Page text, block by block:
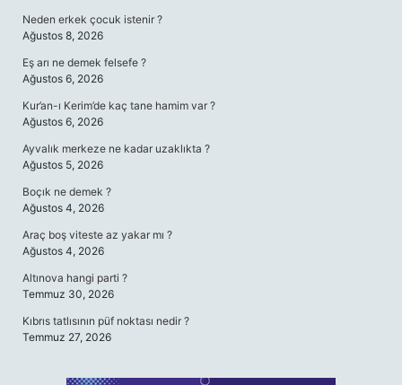
Neden erkek çocuk istenir ?
Ağustos 8, 2026
Eş arı ne demek felsefe ?
Ağustos 6, 2026
Kur’an-ı Kerim’de kaç tane hamim var ?
Ağustos 6, 2026
Ayvalık merkeze ne kadar uzaklıkta ?
Ağustos 5, 2026
Boçık ne demek ?
Ağustos 4, 2026
Araç boş viteste az yakar mı ?
Ağustos 4, 2026
Altınova hangi parti ?
Temmuz 30, 2026
Kıbrıs tatlısının püf noktası nedir ?
Temmuz 27, 2026